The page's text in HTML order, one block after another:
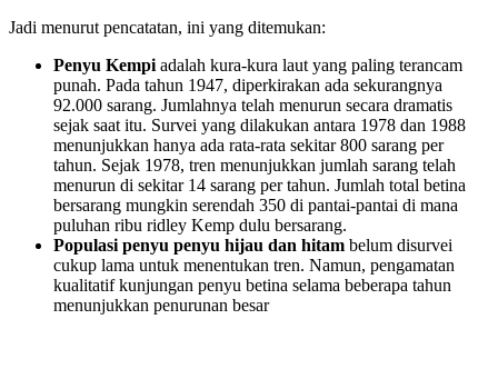
Jadi menurut pencatatan, ini yang ditemukan:
Penyu Kempi adalah kura-kura laut yang paling terancam
punah. Pada tahun 1947, diperkirakan ada sekurangnya
92.000 sarang. Jumlahnya telah menurun secara dramatis
sejak saat itu. Survei yang dilakukan antara 1978 dan 1988
menunjukkan hanya ada rata-rata sekitar 800 sarang per
tahun. Sejak 1978, tren menunjukkan jumlah sarang telah
menurun di sekitar 14 sarang per tahun. Jumlah total betina
bersarang mungkin serendah 350 di pantai-pantai di mana
puluhan ribu ridley Kemp dulu bersarang.
Populasi penyu penyu hijau dan hitam belum disurvei
cukup lama untuk menentukan tren. Namun, pengamatan
kualitatif kunjungan penyu betina selama beberapa tahun
menunjukkan penurunan besar